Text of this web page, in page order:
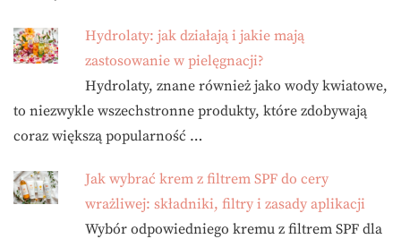
Hydrolaty: jak działają i jakie mają
zastosowanie w pielęgnacji?
Hydrolaty, znane również jako wody kwiatowe,
to niezwykle wszechstronne produkty, które zdobywają
coraz większą popularność …
Jak wybrać krem z filtrem SPF do cery
wrażliwej: składniki, filtry i zasady aplikacji
Wybór odpowiedniego kremu z filtrem SPF dla